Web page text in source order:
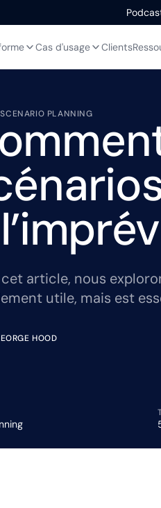
Cas d'usage Clients
SCENARIO PLANNING
cet article, nous
utile, mais est
HOOD